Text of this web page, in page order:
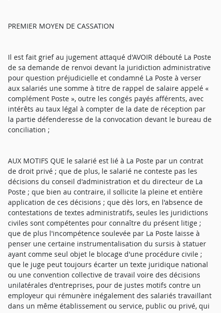
PREMIER MOYEN DE CASSATION
Il est fait grief au jugement attaqué d'AVOIR débouté La Poste
de sa demande de renvoi devant la juridiction administrative
pour question préjudicielle et condamné La Poste à verser
aux salariés une somme à titre de rappel de salaire appelé «
complément Poste », outre les congés payés afférents, avec
intérêts au taux légal à compter de la date de réception par
la partie défenderesse de la convocation devant le bureau de
conciliation ;
AUX MOTIFS QUE le salarié est lié à La Poste par un contrat
de droit privé ; que de plus, le salarié ne conteste pas les
décisions du conseil d'administration et du directeur de La
Poste ; que bien au contraire, il sollicite la pleine et entière
application de ces décisions ; que dès lors, en l'absence de
contestations de textes administratifs, seules les juridictions
civiles sont compétentes pour connaître du présent litige ;
que de plus l'incompétence soulevée par La Poste laisse à
penser une certaine instrumentalisation du sursis à statuer
ayant comme seul objet le blocage d'une procédure civile ;
que le juge peut toujours écarter un texte juridique national
ou une convention collective de travail voire des décisions
unilatérales d'entreprises, pour de justes motifs contre un
employeur qui rémunère inégalement des salariés travaillant
dans un même établissement ou service, public ou privé, qui